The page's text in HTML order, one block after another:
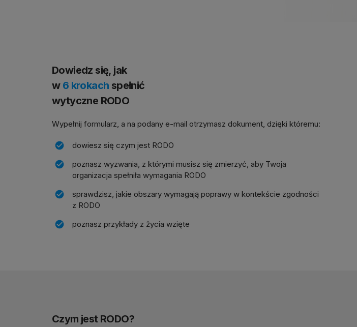
Dowiedz się, jak
w 6 krokach spełnić
wytyczne RODO
Wypełnij formularz, a na podany e-mail otrzymasz dokument, dzięki któremu:
dowiesz się czym jest RODO
poznasz wyzwania, z którymi musisz się zmierzyć, aby Twoja
organizacja spełniła wymagania RODO
sprawdzisz, jakie obszary wymagają poprawy w kontekście zgodności
z RODO
poznasz przykłady z życia wzięte
Czym jest RODO?